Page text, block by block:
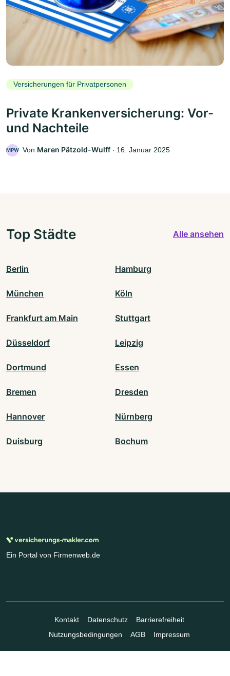
Versicherungen für Privatpersonen
Private Krankenversicherung: Vor-
und Nachteile
MPW Von Maren Pätzold-Wulff ‧ 16. Januar 2025
Top Städte Alle ansehen
Berlin Hamburg
München Köln
Frankfurt am Main Stuttgart
Düsseldorf Leipzig
Dortmund Essen
Bremen Dresden
Hannover Nürnberg
Duisburg Bochum
Ein Portal von Firmenweb.de
Kontakt Datenschutz
Barrierefreiheit
Nutzungsbedingungen
AGB Impressum